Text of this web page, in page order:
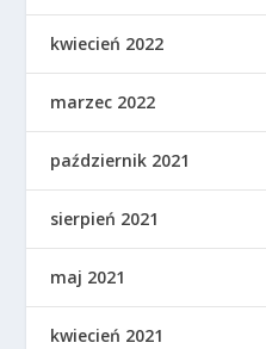
kwiecień 2022
marzec 2022
październik 2021
sierpień 2021
maj 2021
kwiecień 2021